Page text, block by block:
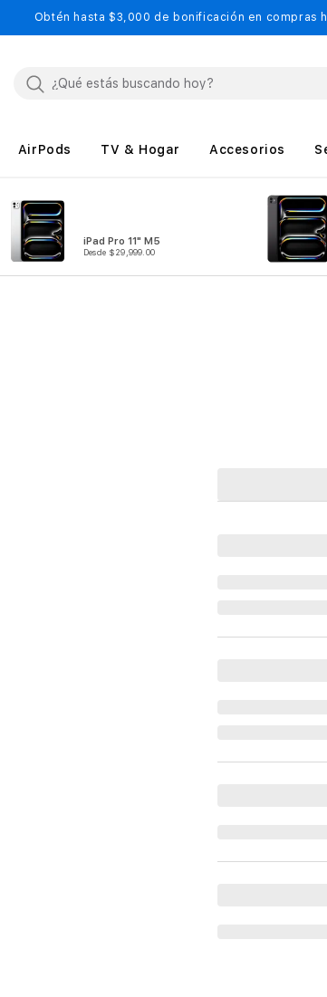
Obtén hasta $3,000 de bonificación en compras
AirPods TV & Hogar Accesorios
iPad Pro 11" M5
Desde $29,999.00